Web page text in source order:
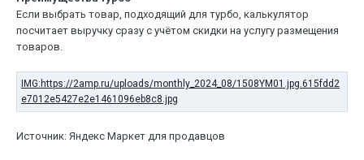
Если выбрать товар, подходящий для турбо, калькулятор
посчитает выручку сразу с учётом скидки на услугу размещения
товаров.
Источник: Яндекс Маркет для продавцов